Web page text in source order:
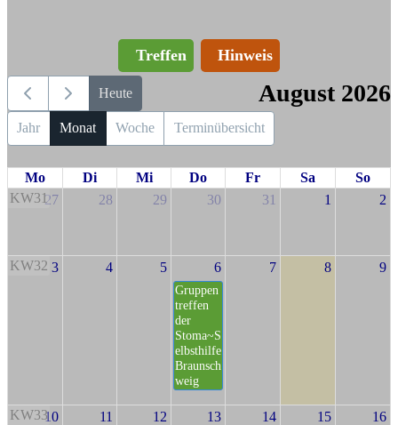
Treffen Hinweis
Heute August 2026
Jahr Monat Woche Terminübersicht
Mo Di Mi Do Fr Sa
So
KW3127 28 29 30 31 1 2
KW32 3 4 5 6
Gruppen
treffen
der
Stoma~S
elbsthilfe
Braunsch
weig
7 8 9
KW3310 11 12 13 14 15 16